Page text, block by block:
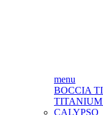
menu
BOCCIA
CALYPSO